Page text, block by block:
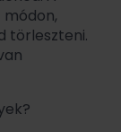
törleszteni.